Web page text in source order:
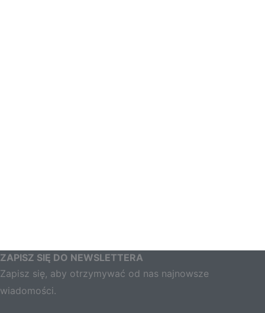
ZAPISZ SIĘ DO NEWSLETTERA
Zapisz się, aby otrzymywać od nas najnowsze
wiadomości.